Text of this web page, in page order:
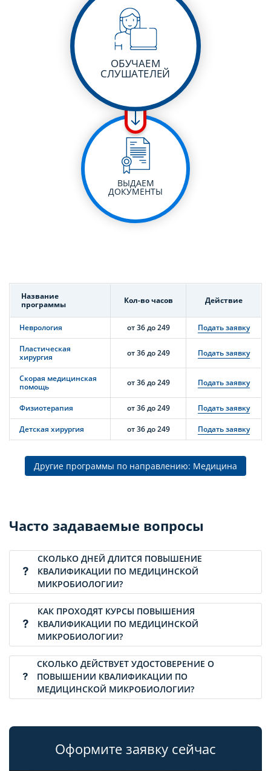
ОБУЧАЕМ
СЛУШАТЕЛЕЙ
ВЫДАЕМ
ДОКУМЕНТЫ
Название
программы
Кол-во часов Действие
Неврология от 36 до 249 Подать заявку
Пластическая
хирургия
от 36 до 249 Подать заявку
Скорая медицинская
помощь
от 36 до 249 Подать заявку
Физиотерапия от 36 до 249 Подать заявку
Детская хирургия от 36 до 249 Подать заявку
Другие программы по направлению: Медицина
Часто задаваемые вопросы
СКОЛЬКО ДНЕЙ ДЛИТСЯ ПОВЫШЕНИЕ
КВАЛИФИКАЦИИ ПО МЕДИЦИНСКОЙ
МИКРОБИОЛОГИИ?
КАК ПРОХОДЯТ КУРСЫ ПОВЫШЕНИЯ
КВАЛИФИКАЦИИ ПО МЕДИЦИНСКОЙ
МИКРОБИОЛОГИИ?
СКОЛЬКО ДЕЙСТВУЕТ УДОСТОВЕРЕНИЕ О
ПОВЫШЕНИИ КВАЛИФИКАЦИИ ПО
МЕДИЦИНСКОЙ МИКРОБИОЛОГИИ?
Оформите заявку сейчас